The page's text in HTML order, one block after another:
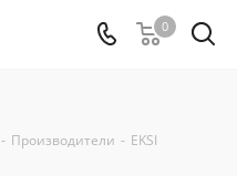
0
- Производители - EKSI